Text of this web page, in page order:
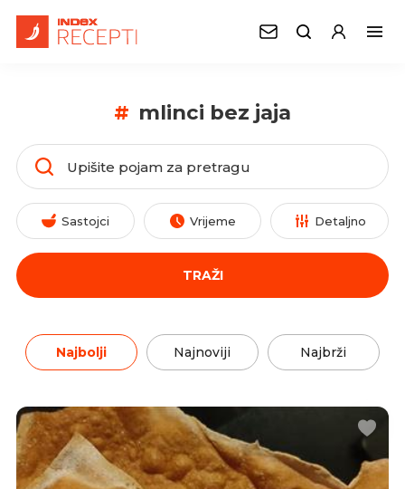
# mlinci bez jaja
Sastojci Vrijeme Detaljno
TRAŽI
Najbolji Najnoviji Najbrži